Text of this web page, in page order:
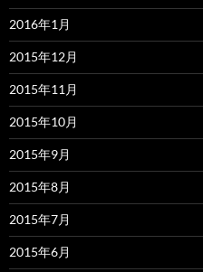
2016年1月
2015年12月
2015年11月
2015年10月
2015年9月
2015年8月
2015年7月
2015年6月